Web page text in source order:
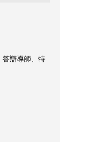
答辯導師、特